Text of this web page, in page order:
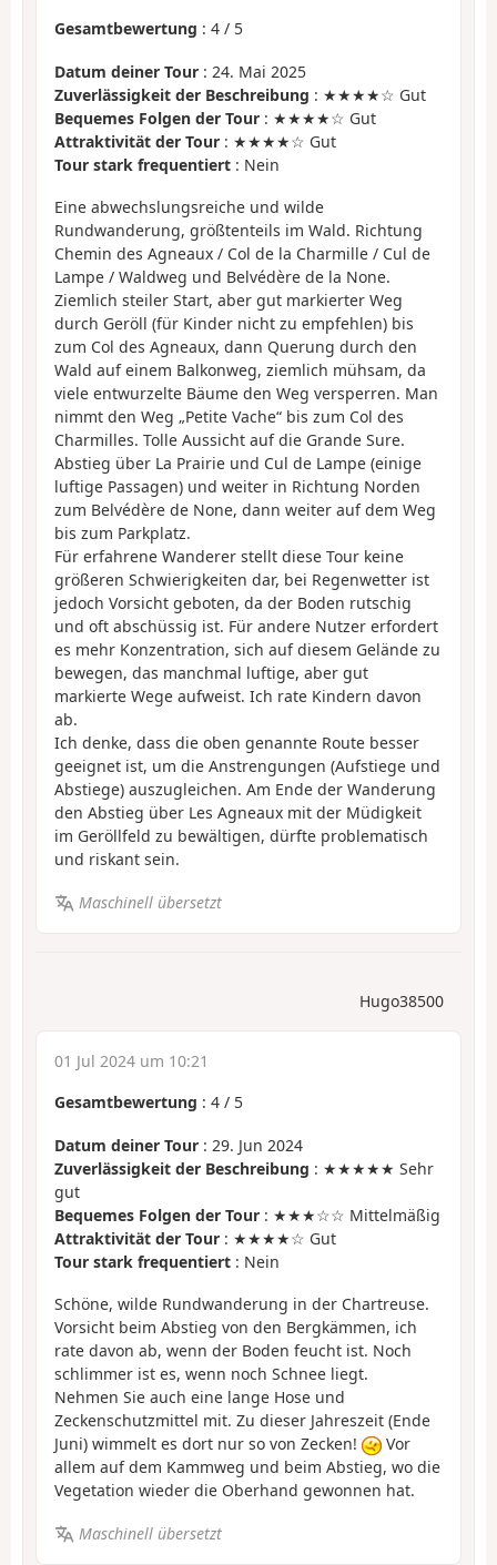
Gesamtbewertung : 4 / 5
Datum deiner Tour : 24. Mai 2025
Zuverlässigkeit der Beschreibung : ★★★★☆ Gut
Bequemes Folgen der Tour : ★★★★☆ Gut
Attraktivität der Tour : ★★★★☆ Gut
Tour stark frequentiert : Nein
Eine abwechslungsreiche und wilde
Rundwanderung, größtenteils im Wald. Richtung
Chemin des Agneaux / Col de la Charmille / Cul de
Lampe / Waldweg und Belvédère de la None.
Ziemlich steiler Start, aber gut markierter Weg
durch Geröll (für Kinder nicht zu empfehlen) bis
zum Col des Agneaux, dann Querung durch den
Wald auf einem Balkonweg, ziemlich mühsam, da
viele entwurzelte Bäume den Weg versperren. Man
nimmt den Weg „Petite Vache“ bis zum Col des
Charmilles. Tolle Aussicht auf die Grande Sure.
Abstieg über La Prairie und Cul de Lampe (einige
luftige Passagen) und weiter in Richtung Norden
zum Belvédère de None, dann weiter auf dem Weg
bis zum Parkplatz.
Für erfahrene Wanderer stellt diese Tour keine
größeren Schwierigkeiten dar, bei Regenwetter ist
jedoch Vorsicht geboten, da der Boden rutschig
und oft abschüssig ist. Für andere Nutzer erfordert
es mehr Konzentration, sich auf diesem Gelände zu
bewegen, das manchmal luftige, aber gut
markierte Wege aufweist. Ich rate Kindern davon
ab.
Ich denke, dass die oben genannte Route besser
geeignet ist, um die Anstrengungen (Aufstiege und
Abstiege) auszugleichen. Am Ende der Wanderung
den Abstieg über Les Agneaux mit der Müdigkeit
im Geröllfeld zu bewältigen, dürfte problematisch
und riskant sein.
Maschinell übersetzt
Hugo38500
01 Jul 2024 um 10:21
Gesamtbewertung : 4 / 5
Datum deiner Tour : 29. Jun 2024
Zuverlässigkeit der Beschreibung : ★★★★★ Sehr
gut
Bequemes Folgen der Tour : ★★★☆☆ Mittelmäßig
Attraktivität der Tour : ★★★★☆ Gut
Tour stark frequentiert : Nein
Schöne, wilde Rundwanderung in der Chartreuse.
Vorsicht beim Abstieg von den Bergkämmen, ich
rate davon ab, wenn der Boden feucht ist. Noch
schlimmer ist es, wenn noch Schnee liegt.
Nehmen Sie auch eine lange Hose und
Zeckenschutzmittel mit. Zu dieser Jahreszeit (Ende
Juni) wimmelt es dort nur so von Zecken!
Vor
allem auf dem Kammweg und beim Abstieg, wo die
Vegetation wieder die Oberhand gewonnen hat.
Maschinell übersetzt